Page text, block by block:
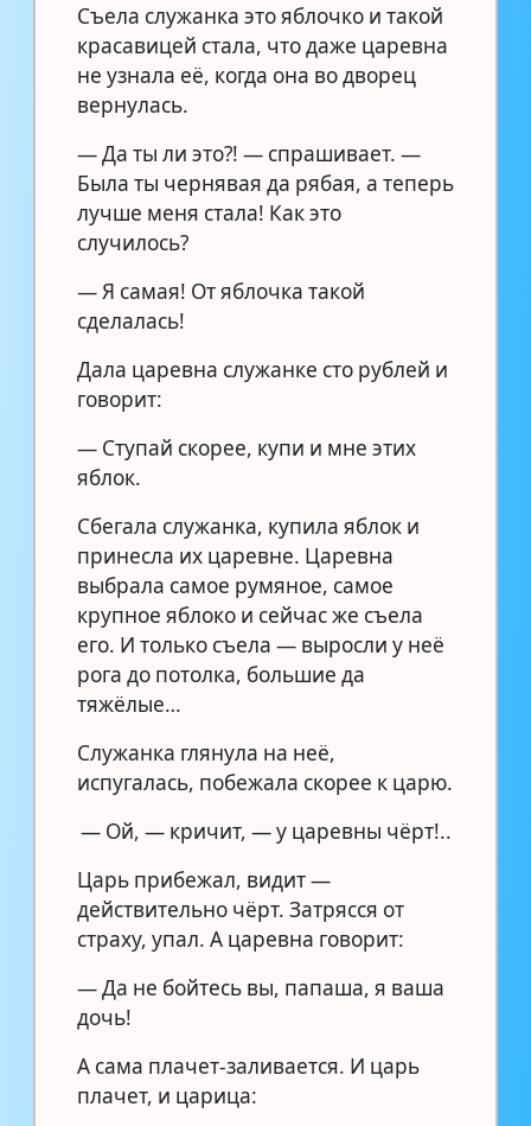
Съела служанка это яблочко и такой
красавицей стала, что даже царевна
не узнала её, когда она во дворец
вернулась.
— Да ты ли это?! — спрашивает. —
Была ты чернявая да рябая, а теперь
лучше меня стала! Как это
случилось?
— Я самая! От яблочка такой
сделалась!
Дала царевна служанке сто рублей и
говорит:
— Ступай скорее, купи и мне этих
яблок.
Сбегала служанка, купила яблок и
принесла их царевне. Царевна
выбрала самое румяное, самое
крупное яблоко и сейчас же съела
его. И только съела — выросли у неё
рога до потолка, большие да
тяжёлые…
Служанка глянула на неё,
испугалась, побежала скорее к царю.
— Ой, — кричит, — у царевны чёрт!..
Царь прибежал, видит —
действительно чёрт. Затрясся от
страху, упал. А царевна говорит:
— Да не бойтесь вы, папаша, я ваша
дочь!
А сама плачет-заливается. И царь
плачет, и царица: